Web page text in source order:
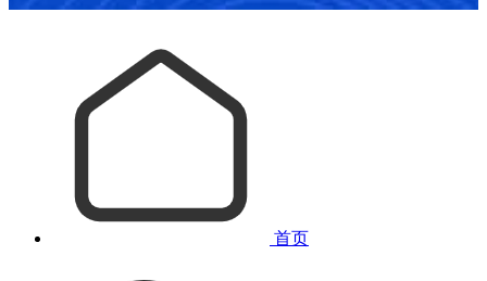
首页